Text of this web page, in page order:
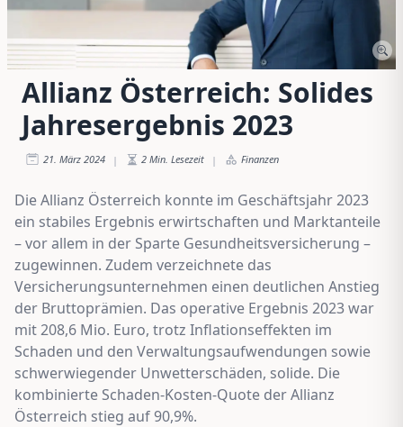
Allianz Österreich: Solides
Jahresergebnis 2023
21. März 2024 | 2 Min. Lesezeit | Finanzen
Die Allianz Österreich konnte im Geschäftsjahr 2023
ein stabiles Ergebnis erwirtschaften und Marktanteile
– vor allem in der Sparte Gesundheitsversicherung –
zugewinnen. Zudem verzeichnete das
Versicherungsunternehmen einen deutlichen Anstieg
der Bruttoprämien. Das operative Ergebnis 2023 war
mit 208,6 Mio. Euro, trotz Inflationseffekten im
Schaden und den Verwaltungsaufwendungen sowie
schwerwiegender Unwetterschäden, solide. Die
kombinierte Schaden-Kosten-Quote der Allianz
Österreich stieg auf 90,9%.